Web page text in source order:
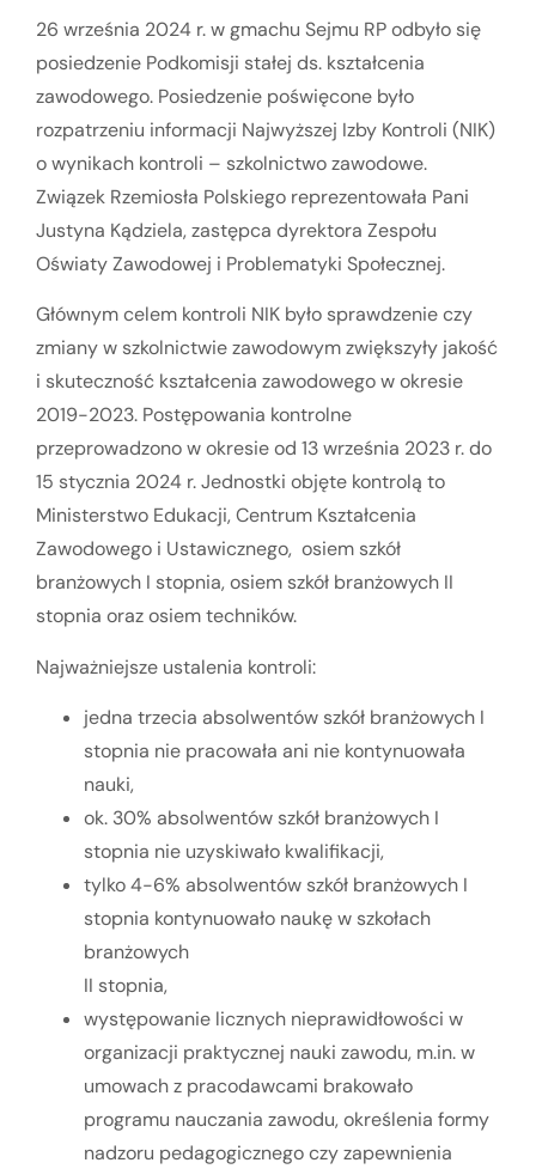
26 września 2024 r. w gmachu Sejmu RP odbyło się
posiedzenie Podkomisji stałej ds. kształcenia
zawodowego. Posiedzenie poświęcone było
rozpatrzeniu informacji Najwyższej Izby Kontroli (NIK)
o wynikach kontroli – szkolnictwo zawodowe.
Związek Rzemiosła Polskiego reprezentowała Pani
Justyna Kądziela, zastępca dyrektora Zespołu
Oświaty Zawodowej i Problematyki Społecznej.
Głównym celem kontroli NIK było sprawdzenie czy
zmiany w szkolnictwie zawodowym zwiększyły jakość
i skuteczność kształcenia zawodowego w okresie
2019-2023. Postępowania kontrolne
przeprowadzono w okresie od 13 września 2023 r. do
15 stycznia 2024 r. Jednostki objęte kontrolą to
Ministerstwo Edukacji, Centrum Kształcenia
Zawodowego i Ustawicznego, osiem szkół
branżowych I stopnia, osiem szkół branżowych II
stopnia oraz osiem techników.
Najważniejsze ustalenia kontroli:
jedna trzecia absolwentów szkół branżowych I
stopnia nie pracowała ani nie kontynuowała
nauki,
ok. 30% absolwentów szkół branżowych I
stopnia nie uzyskiwało kwalifikacji,
tylko 4-6% absolwentów szkół branżowych I
stopnia kontynuowało naukę w szkołach
branżowych
II stopnia,
występowanie licznych nieprawidłowości w
organizacji praktycznej nauki zawodu, m.in. w
umowach z pracodawcami brakowało
programu nauczania zawodu, określenia formy
nadzoru pedagogicznego czy zapewnienia